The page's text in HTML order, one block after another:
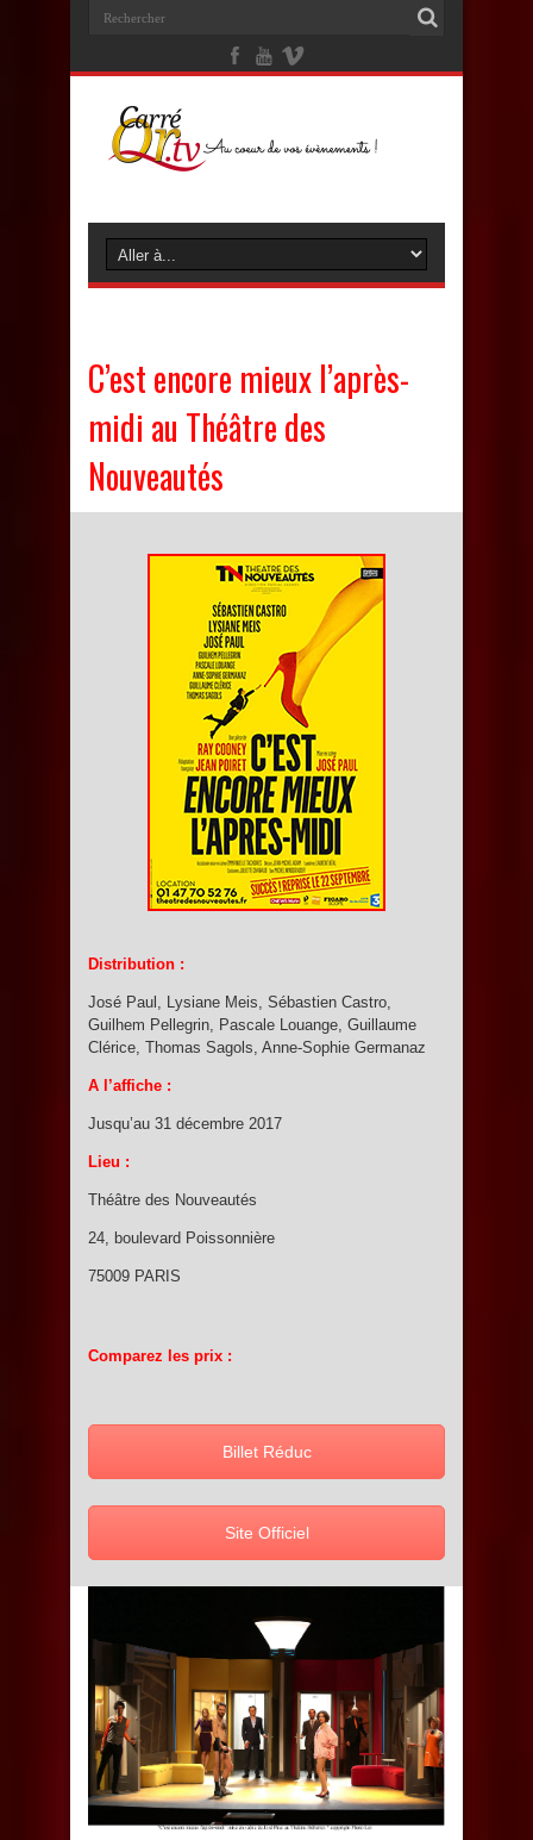
C’est encore mieux l’après-
midi au Théâtre des
Nouveautés
Distribution :
José Paul, Lysiane Meis, Sébastien Castro,
Guilhem Pellegrin, Pascale Louange, Guillaume
Clérice, Thomas Sagols, Anne-Sophie Germanaz
A l’affiche :
Jusqu’au 31 décembre 2017
Lieu :
Théâtre des Nouveautés
24, boulevard Poissonnière
75009 PARIS
Comparez les prix :
Billet Réduc
Site Officiel